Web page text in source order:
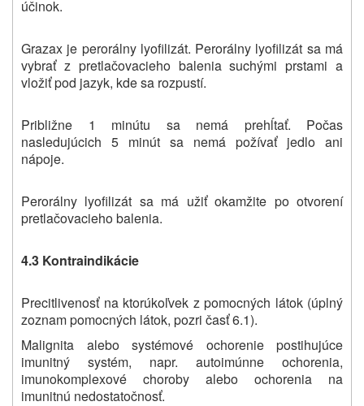
účinok.
Grazax je perorálny lyofilizát. Perorálny lyofilizát sa má
vybrať z pretlačovacieho balenia suchými prstami a
vložiť pod jazyk, kde sa rozpustí.
Približne 1 minútu sa nemá prehĺtať. Počas
nasledujúcich 5 minút sa nemá požívať jedlo ani
nápoje.
Perorálny lyofilizát sa má užiť okamžite po otvorení
pretlačovacieho balenia.
4.3 Kontraindikácie
Precitlivenosť na ktorúkoľvek z pomocných látok (úplný
zoznam pomocných látok, pozri časť 6.1).
Malignita alebo systémové ochorenie postihujúce
imunitný systém, napr. autoimúnne ochorenia,
imunokomplexové choroby alebo ochorenia na
imunitnú nedostatočnosť.